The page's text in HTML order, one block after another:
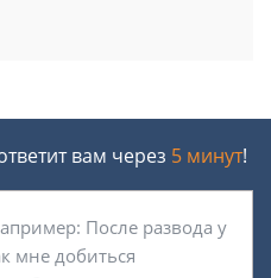
вам через 5 минут!